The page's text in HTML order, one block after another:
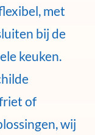
met
bij de
keuken.
of
wij